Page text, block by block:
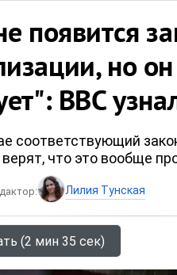
появится
но
BBC
соответствующий
что это вообще
Лилия Тунская
(2 мин 35 сек)